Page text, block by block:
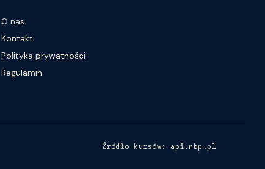
O nas
Kontakt
Polityka prywatności
Regulamin
Źródło kursów: api.nbp.pl